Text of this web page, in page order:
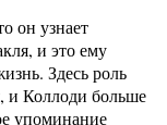
он узнает
и это ему
Здесь роль
и Коллоди больше
упоминание